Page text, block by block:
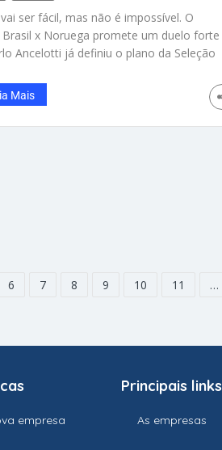
ser fácil, mas não é impossível. O
x Noruega promete um duelo forte
Ancelotti já definiu o plano da Seleção
de 1,95m de altura, centroavante no
City. A ideia é fazer um combate
diminuir os espaços e usar o
Mais
6 7 8 9 10 11 …
empresa
Principais links
As empresas